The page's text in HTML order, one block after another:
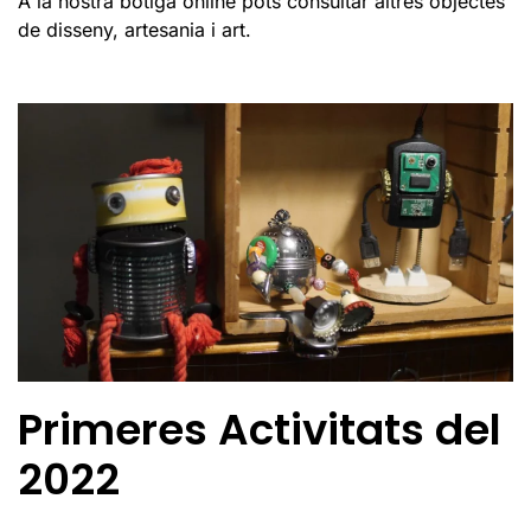
de disseny, artesania i art.
Primeres Activitats del
2022